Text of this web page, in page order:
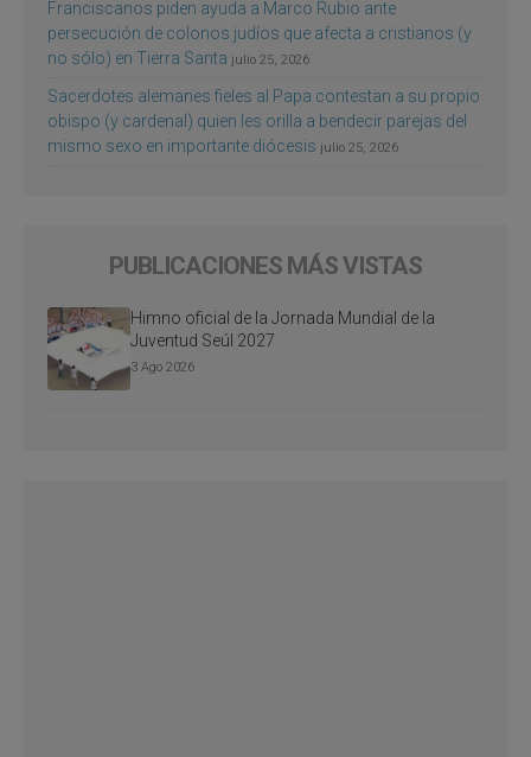
Franciscanos piden ayuda a Marco Rubio ante
persecución de colonos judíos que afecta a cristianos (y
no sólo) en Tierra Santa julio 25, 2026
Sacerdotes alemanes fieles al Papa contestan a su propio
obispo (y cardenal) quien les orilla a bendecir parejas del
mismo sexo en importante diócesis julio 25, 2026
PUBLICACIONES MÁS VISTAS
Himno oficial de la Jornada Mundial de la
Juventud Seúl 2027
3 Ago 2026